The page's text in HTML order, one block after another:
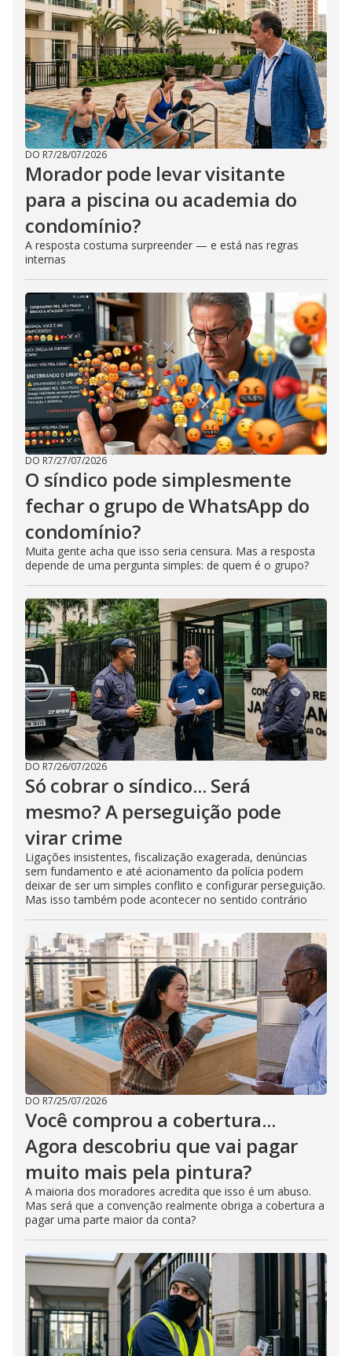
DO R7/28/07/2026
Morador pode levar visitante
para a piscina ou academia do
condomínio?
A resposta costuma surpreender — e está nas regras
internas
DO R7/27/07/2026
O síndico pode simplesmente
fechar o grupo de WhatsApp do
condomínio?
Muita gente acha que isso seria censura. Mas a resposta
depende de uma pergunta simples: de quem é o grupo?
DO R7/26/07/2026
Só cobrar o síndico... Será
mesmo? A perseguição pode
virar crime
Ligações insistentes, fiscalização exagerada, denúncias
sem fundamento e até acionamento da polícia podem
deixar de ser um simples conflito e configurar perseguição.
Mas isso também pode acontecer no sentido contrário
DO R7/25/07/2026
Você comprou a cobertura...
Agora descobriu que vai pagar
muito mais pela pintura?
A maioria dos moradores acredita que isso é um abuso.
Mas será que a convenção realmente obriga a cobertura a
pagar uma parte maior da conta?